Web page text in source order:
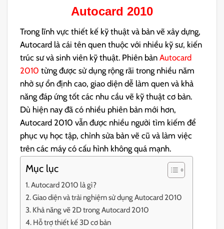
Autocard 2010
Trong lĩnh vực thiết kế kỹ thuật và bản vẽ xây dựng,
Autocard là cái tên quen thuộc với nhiều kỹ sư, kiến
trúc sư và sinh viên kỹ thuật. Phiên bảnAutocard
2010 từng được sử dụng rộng rãi trong nhiều năm
nhờ sự ổn định cao, giao diện dễ làm quen và khả
năng đáp ứng tốt các nhu cầu vẽ kỹ thuật cơ bản.
Dù hiện nay đã có nhiều phiên bản mới hơn,
Autocard 2010 vẫn được nhiều người tìm kiếm để
phục vụ học tập, chỉnh sửa bản vẽ cũ và làm việc
trên các máy có cấu hình không quá mạnh.
Mục lục
Autocard 2010 là gì?
Giao diện và trải nghiệm sử dụng Autocard 2010
Khả năng vẽ 2D trong Autocard 2010
Hỗ trợ thiết kế 3D cơ bản